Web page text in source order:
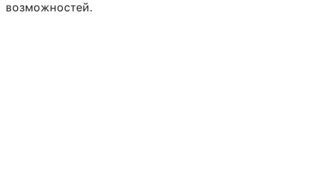
возможностей.